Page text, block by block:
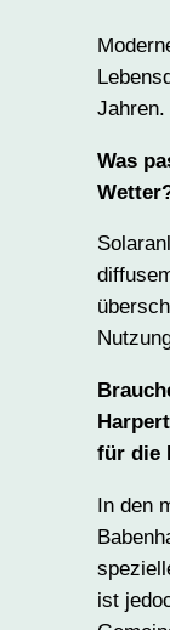
Jahren.
Was
für die
In den
ist